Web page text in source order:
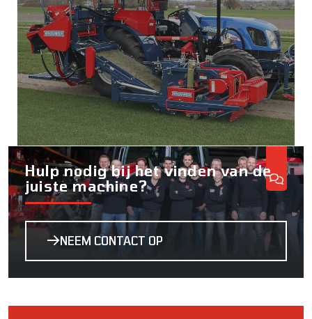
Hulp nodig bij het vinden van de
juiste machine?
NEEM CONTACT OP